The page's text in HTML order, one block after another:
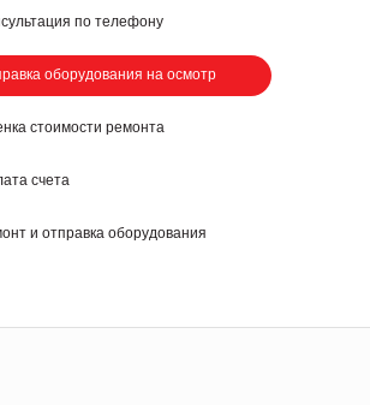
по телефону
оборудования на осмотр
стоимости ремонта
счета
и отправка оборудования